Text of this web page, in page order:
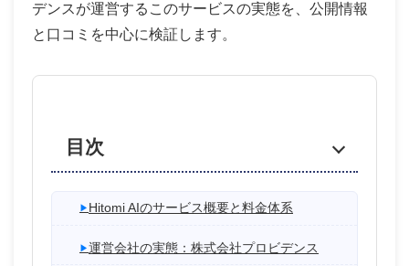
デンスが運営するこのサービスの実態を、公開情報
と口コミを中心に検証します。
目次
Hitomi AIのサービス概要と料金体系
運営会社の実態：株式会社プロビデンス